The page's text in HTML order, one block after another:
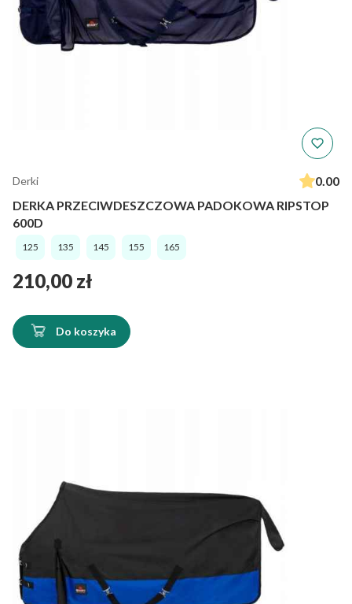
Derki
0.00
DERKA PRZECIWDESZCZOWA PADOKOWA RIPSTOP
600D
125 135 145 155 165
Cena
210,00 zł
Do koszyka